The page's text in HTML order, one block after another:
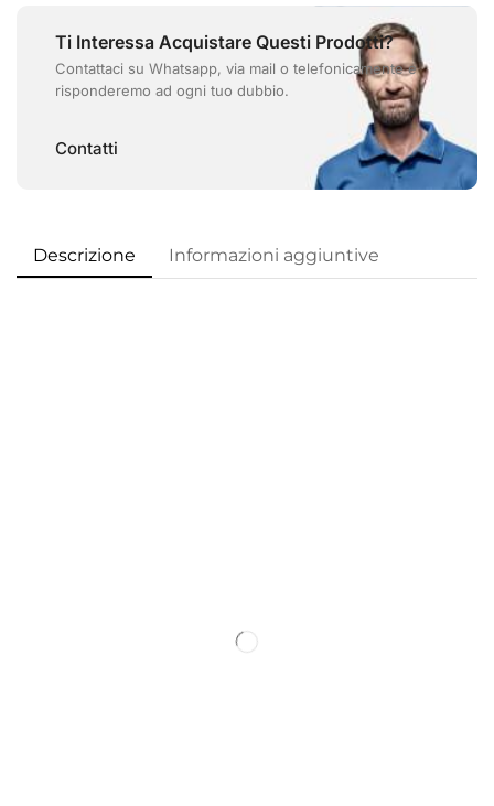
Ti Interessa Acquistare Questi Prodotti?
Contattaci su Whatsapp, via mail o telefonicamente e
risponderemo ad ogni tuo dubbio.
Contatti
Descrizione Informazioni aggiuntive